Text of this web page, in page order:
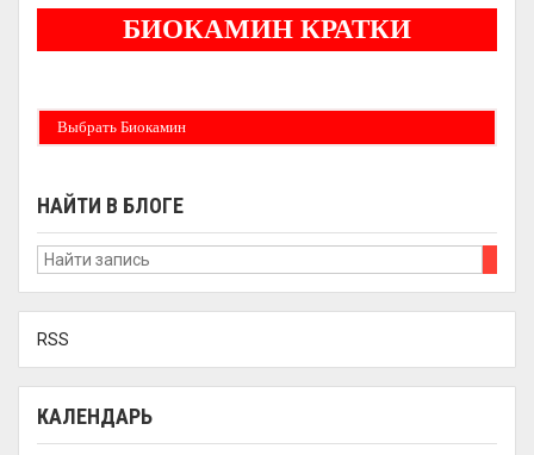
БИОКАМИН КРАТКИ
Выбрать Биокамин
НАЙТИ В БЛОГЕ
RSS
КАЛЕНДАРЬ